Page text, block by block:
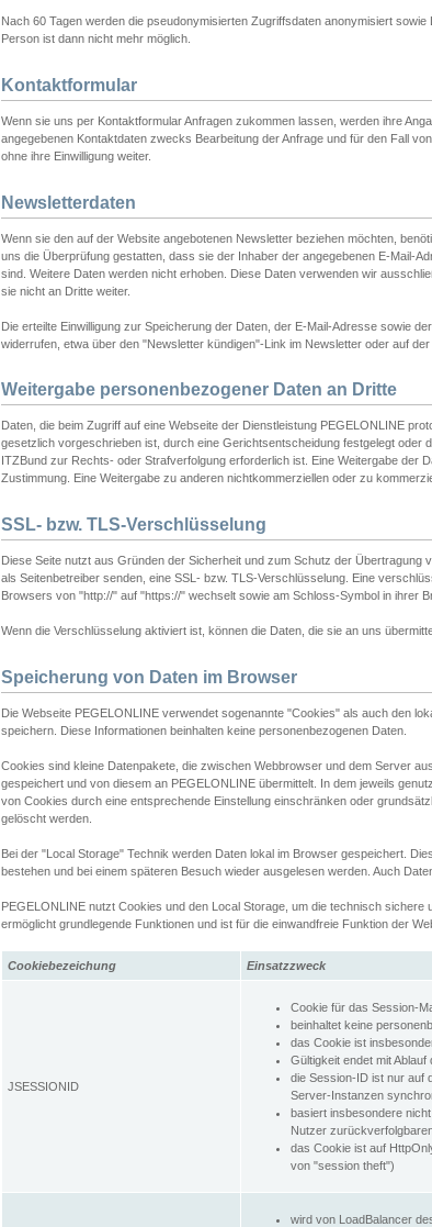
Nach 60 Tagen werden die pseudonymisierten Zugriffsdaten anonymisiert
Person ist dann nicht mehr möglich.
Kontaktformular
Wenn sie uns per Kontaktformular Anfragen zukommen lassen, werden ihre
angegebenen Kontaktdaten zwecks Bearbeitung der Anfrage und für den Fall
ohne ihre Einwilligung weiter.
Newsletterdaten
Wenn sie den auf der Website angebotenen Newsletter beziehen möchten,
uns die Überprüfung gestatten, dass sie der Inhaber der angegebenen E-Mail-
sind. Weitere Daten werden nicht erhoben. Diese Daten verwenden wir
sie nicht an Dritte weiter.
Die erteilte Einwilligung zur Speicherung der Daten, der E-Mail-Adresse sowie
widerrufen, etwa über den "Newsletter kündigen"-Link im Newsletter oder auf der
Weitergabe personenbezogener Daten an Dritte
Daten, die beim Zugriff auf eine Webseite der Dienstleistung PEGELONLINE
gesetzlich vorgeschrieben ist, durch eine Gerichtsentscheidung festgelegt oder
ITZBund zur Rechts- oder Strafverfolgung erforderlich ist. Eine Weitergabe der
Zustimmung. Eine Weitergabe zu anderen nichtkommerziellen oder zu
SSL- bzw. TLS-Verschlüsselung
Diese Seite nutzt aus Gründen der Sicherheit und zum Schutz der Übertragung
als Seitenbetreiber senden, eine SSL- bzw. TLS-Verschlüsselung. Eine
Browsers von "http://" auf "https://" wechselt sowie am Schloss-Symbol in ihrer
Wenn die Verschlüsselung aktiviert ist, können die Daten, die sie an uns
Speicherung von Daten im Browser
Die Webseite PEGELONLINE verwendet sogenannte "Cookies" als auch den
speichern. Diese Informationen beinhalten keine personenbezogenen Daten.
Cookies sind kleine Datenpakete, die zwischen Webbrowser und dem Server
gespeichert und von diesem an PEGELONLINE übermittelt. In dem jeweils
von Cookies durch eine entsprechende Einstellung einschränken oder
gelöscht werden.
Bei der "Local Storage" Technik werden Daten lokal im Browser gespeichert.
bestehen und bei einem späteren Besuch wieder ausgelesen werden. Auch
PEGELONLINE nutzt Cookies und den Local Storage, um die technisch
ermöglicht grundlegende Funktionen und ist für die einwandfreie Funktion der
Cookiebezeichung Einsatzzweck
JSESSIONID
Cookie für das Session-
beinhaltet keine
das Cookie ist
Gültigkeit endet mit Ablauf
die Session-ID ist nur auf
Server-Instanzen
basiert insbesondere
Nutzer
das Cookie ist auf
von "session theft")
wird von LoadBalancer